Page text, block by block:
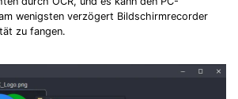
wenigsten verzögert Bildschirmrecorder
zu fangen.